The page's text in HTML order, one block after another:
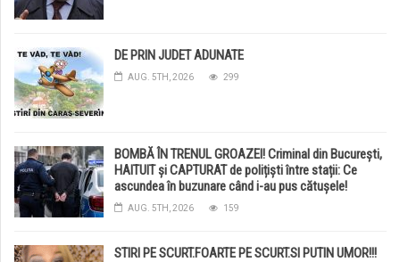
DE PRIN JUDET ADUNATE
AUG. 5TH, 2026 299
BOMBĂ ÎN TRENUL GROAZEI! Criminal din București,
HAITUIT și CAPTURAT de polițiști între stații: Ce
ascundea în buzunare când i-au pus cătușele!
AUG. 5TH, 2026 159
STIRI PE SCURT.FOARTE PE SCURT.SI PUTIN UMOR!!!